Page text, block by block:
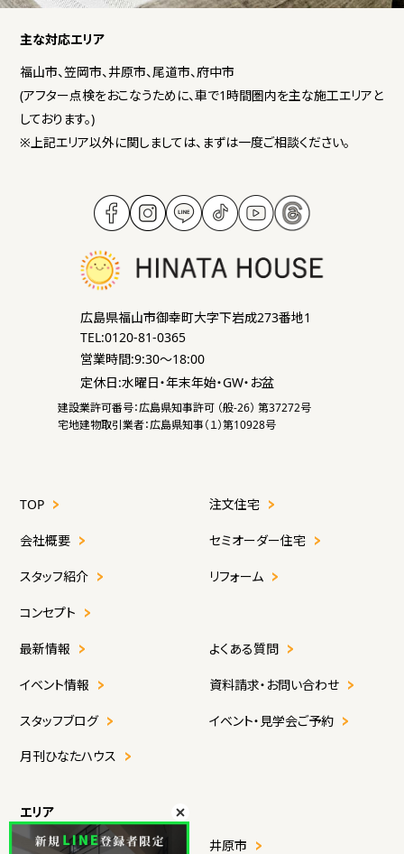
主な対応エリア
福山市、笠岡市、井原市、尾道市、府中市
(アフター点検をおこなうために、車で1時間圏内を主な施工エリアと
しております。)
※上記エリア以外に関しましては、まずは一度ご相談ください。
広島県福山市御幸町大字下岩成273番地1
TEL:0120-81-0365
営業時間:9:30～18:00
定休日:水曜日・年末年始・GW・お盆
建設業許可番号：広島県知事許可 （般-26） 第37272号
宅地建物取引業者：広島県知事（１）第10928号
TOP
会社概要
スタッフ紹介
コンセプト
注文住宅
セミオーダー住宅
リフォーム
最新情報
イベント情報
スタッフブログ
月刊ひなたハウス
よくある質問
資料請求・お問い合わせ
イベント・見学会ご予約
エリア
福山市
井原市